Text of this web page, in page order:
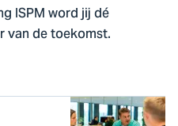
ISPM word jij dé
van de toekomst.